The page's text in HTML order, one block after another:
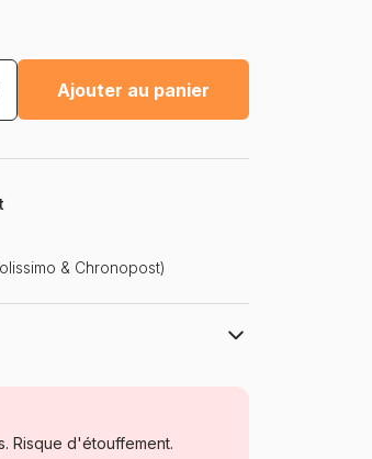
Ajouter au panier
& Chronopost)
3 ans (11 à 20 pièces)
Risque d'étouffement.